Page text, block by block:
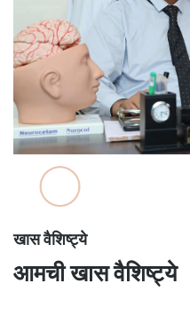
खास वैशिष्ट्ये
आमची खास वैशिष्ट्ये